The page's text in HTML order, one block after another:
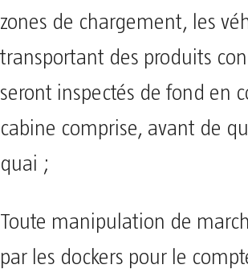
zones de chargement, les
transportant des produits
seront inspectés de fond en
cabine comprise, avant de
quai ;
Toute manipulation de
par les dockers pour le